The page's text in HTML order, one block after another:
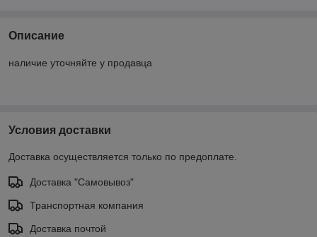
Описание
наличие уточняйте у продавца
Условия доставки
Доставка осуществляется только по предоплате.
Доставка "Самовывоз"
Транспортная компания
Доставка почтой